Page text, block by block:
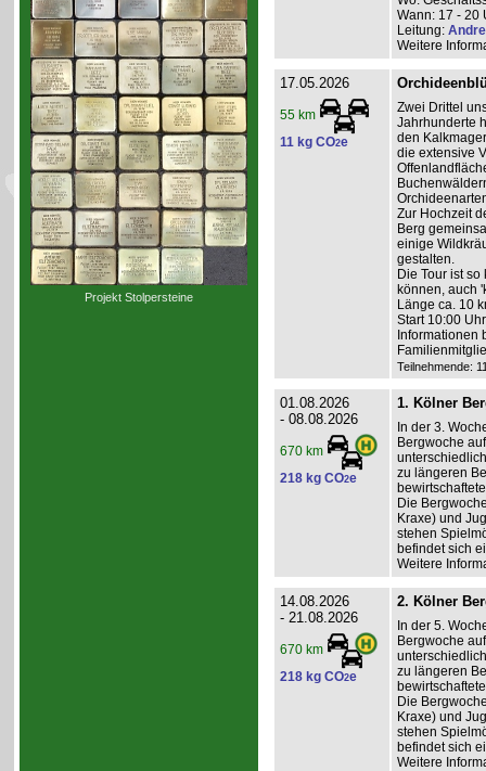
Projekt Stolpersteine
Wann: 17 - 20
Leitung:
Weitere
17.05.2026
55 km
11 kg CO2e
Zwei Drittel
Jahrhunderte
den
die extensive
Zur Hochzeit
Berg
einige
gestalten.
Die Tour ist
können, auch
Länge ca. 10
Start 10:00
Informationen
Teilnehmende:
01.08.2026
- 08.08.2026
670 km
218 kg CO2e
1. Kölner
In der 3.
Bergwoche
zu längeren
Die
Kraxe) und
stehen
befindet sich
Weitere
14.08.2026
- 21.08.2026
670 km
218 kg CO2e
2. Kölner
In der 5.
Bergwoche
zu längeren
Die
Kraxe) und
stehen
befindet sich
Weitere